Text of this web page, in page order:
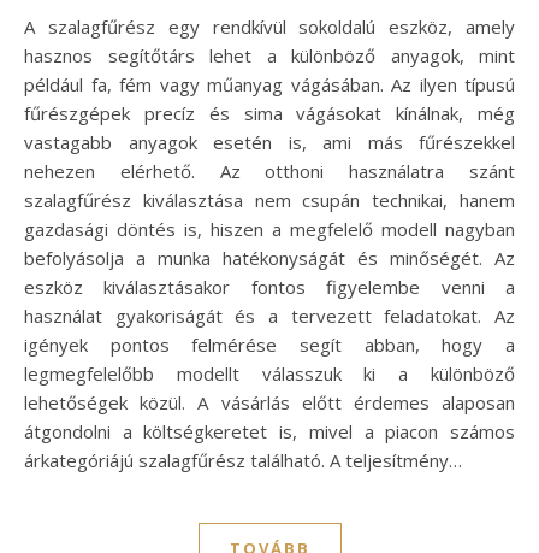
A szalagfűrész egy rendkívül sokoldalú eszköz, amely
hasznos segítőtárs lehet a különböző anyagok, mint
például fa, fém vagy műanyag vágásában. Az ilyen típusú
fűrészgépek precíz és sima vágásokat kínálnak, még
vastagabb anyagok esetén is, ami más fűrészekkel
nehezen elérhető. Az otthoni használatra szánt
szalagfűrész kiválasztása nem csupán technikai, hanem
gazdasági döntés is, hiszen a megfelelő modell nagyban
befolyásolja a munka hatékonyságát és minőségét. Az
eszköz kiválasztásakor fontos figyelembe venni a
használat gyakoriságát és a tervezett feladatokat. Az
igények pontos felmérése segít abban, hogy a
legmegfelelőbb modellt válasszuk ki a különböző
lehetőségek közül. A vásárlás előtt érdemes alaposan
átgondolni a költségkeretet is, mivel a piacon számos
árkategóriájú szalagfűrész található. A teljesítmény…
TOVÁBB